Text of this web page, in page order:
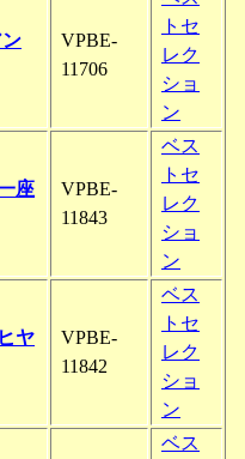
VPBE-
11706
トセ
レク
ショ
ン
座
VPBE-
11843
ベス
トセ
レク
ショ
ン
ヤ
VPBE-
11842
ベス
トセ
レク
ショ
ン
ベス